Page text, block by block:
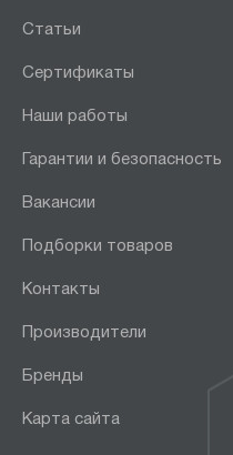
Статьи
Сертификаты
Наши работы
Гарантии и безопасность
Вакансии
Подборки товаров
Контакты
Производители
Бренды
Карта сайта